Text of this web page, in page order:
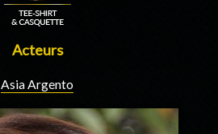
Acteurs
Asia Argento